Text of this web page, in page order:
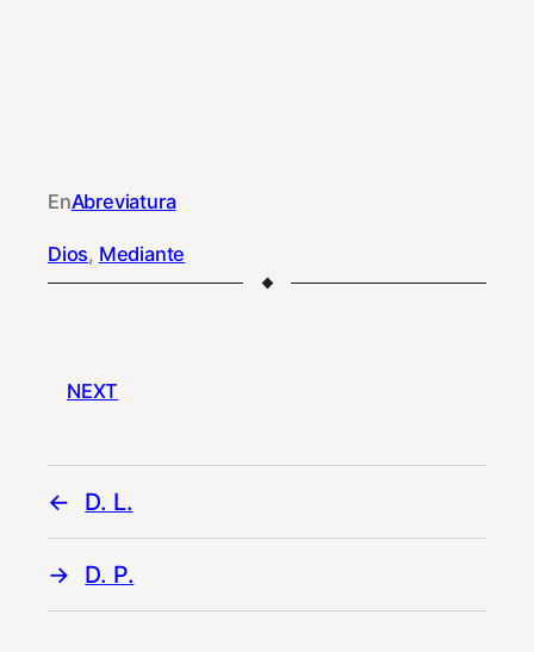
EnAbreviatura
Dios, Mediante
NEXT
D. L.
D. P.